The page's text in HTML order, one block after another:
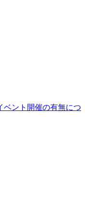
ベント開催の有無につ